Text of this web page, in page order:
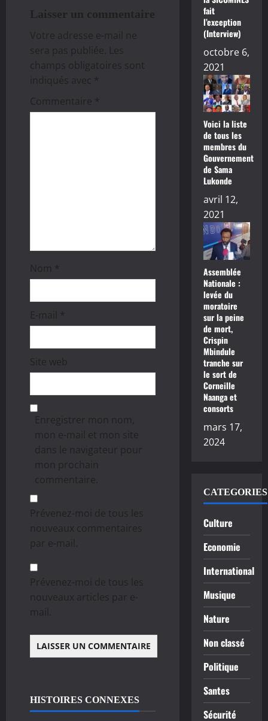
o
n
d
’
a
e
Laisser un commentaire
Votre adresse e-mail ne
sera pas publiée. Les
champs obligatoires sont
indiqués avec *
Commentaire *
Nom *
E-mail *
Site web
Enregistrer mon nom,
mon e-mail et mon site
dans le navigateur pour
mon prochain
commentaire.
Prévenez-moi de tous les
nouveaux commentaires
par e-mail.
Prévenez-moi de tous les
nouveaux articles par e-
mail.
HISTOIRES CONNEXES
fait
l’exception
(Interview)
octobre 6,
2021
Voici la liste
de tous les
membres du
Gouvernement
de Sama
Lukonde
avril 12,
2021
Assemblée
Nationale :
levée du
moratoire
sur la peine
de mort,
Crispin
Mbindule
tranche sur
le sort de
Corneille
Naanga et
consorts
mars 17,
2024
CATEGORIES
Culture
Economie
International
Musique
Nature
Non classé
Politique
Santes
Sécurité